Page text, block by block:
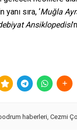
yanı sıra, ‘Muğla
Ansiklopedisi
haberleri Cezmi